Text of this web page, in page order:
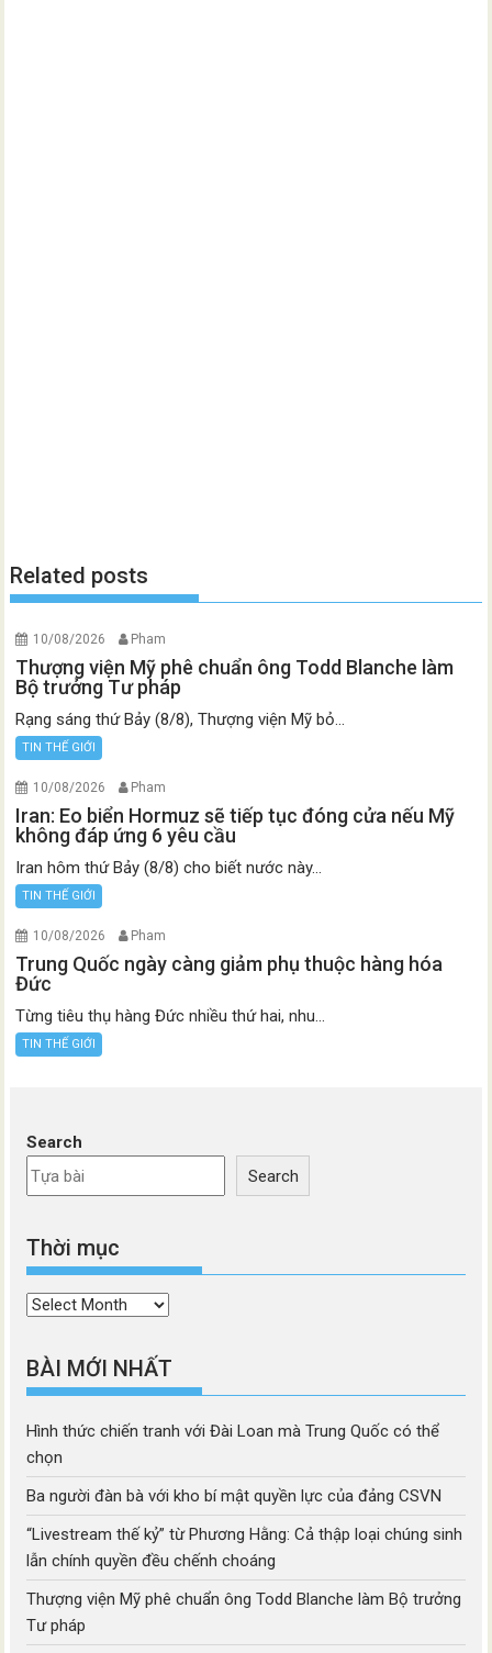
Related posts
10/08/2026 Pham
Thượng viện Mỹ phê chuẩn ông Todd Blanche làm
Bộ trưởng Tư pháp
Rạng sáng thứ Bảy (8/8), Thượng viện Mỹ bỏ...
TIN THẾ GIỚI
10/08/2026 Pham
Iran: Eo biển Hormuz sẽ tiếp tục đóng cửa nếu Mỹ
không đáp ứng 6 yêu cầu
Iran hôm thứ Bảy (8/8) cho biết nước này...
TIN THẾ GIỚI
10/08/2026 Pham
Trung Quốc ngày càng giảm phụ thuộc hàng hóa
Đức
Từng tiêu thụ hàng Đức nhiều thứ hai, nhu...
TIN THẾ GIỚI
Search
Search
Thời mục
Thời
BÀI MỚI NHẤT
Hình thức chiến tranh với Đài Loan mà Trung Quốc có thể
chọn
Ba người đàn bà với kho bí mật quyền lực của đảng CSVN
“Livestream thế kỷ” từ Phương Hằng: Cả thập loại chúng sinh
lẫn chính quyền đều chếnh choáng
Thượng viện Mỹ phê chuẩn ông Todd Blanche làm Bộ trưởng
Tư pháp